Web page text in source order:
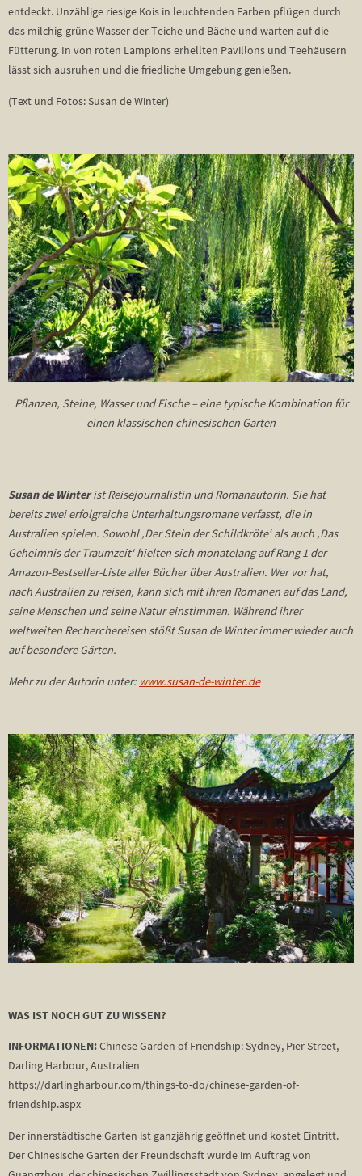
entdeckt. Unzählige riesige Kois in leuchtenden Farben pflügen durch
das milchig-grüne Wasser der Teiche und Bäche und warten auf die
Fütterung. In von roten Lampions erhellten Pavillons und Teehäusern
lässt sich ausruhen und die friedliche Umgebung genießen.
(Text und Fotos: Susan de Winter)
Pflanzen, Steine, Wasser und Fische – eine typische Kombination für
einen klassischen chinesischen Garten
Susan de Winterist Reisejournalistin und Romanautorin. Sie hat
bereits zwei erfolgreiche Unterhaltungsromane verfasst, die in
Australien spielen. Sowohl ‚Der Stein der Schildkröte‘ als auch ‚Das
Geheimnis der Traumzeit‘ hielten sich monatelang auf Rang 1 der
Amazon-Bestseller-Liste aller Bücher über Australien. Wer vor hat,
nach Australien zu reisen, kann sich mit ihren Romanen auf das Land,
seine Menschen und seine Natur einstimmen. Während ihrer
weltweiten Recherchereisen stößt Susan de Winter immer wieder auch
auf besondere Gärten.
Mehr zu der Autorin unter: www.susan-de-winter.de
WAS IST NOCH GUT ZU WISSEN?
INFORMATIONEN:Chinese Garden of Friendship: Sydney, Pier Street,
Darling Harbour, Australien
https://darlingharbour.com/things-to-do/chinese-garden-of-
friendship.aspx
Der innerstädtische Garten ist ganzjährig geöffnet und kostet Eintritt.
Der Chinesische Garten der Freundschaft wurde im Auftrag von